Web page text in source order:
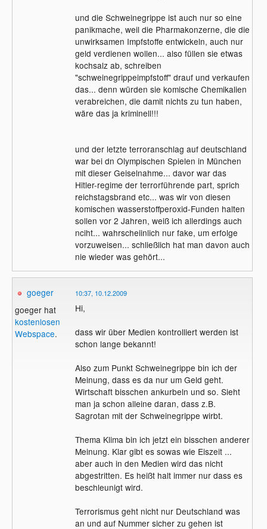
und die Schweinegrippe ist auch nur so eine
panikmache, weil die Pharmakonzerne, die die
unwirksamen Impfstoffe entwickeln, auch nur
geld verdienen wollen... also füllen sie etwas
kochsalz ab, schreiben
"schweinegrippeimpfstoff" drauf und verkaufen
das... denn würden sie komische Chemikalien
verabreichen, die damit nichts zu tun haben,
wäre das ja kriminell!!!
und der letzte terroranschlag auf deutschland
war bei dn Olympischen Spielen in München
mit dieser Geiselnahme... davor war das
Hitler-regime der terrorführende part, sprich
reichstagsbrand etc... was wir von diesen
komischen wasserstoffperoxid-Funden halten
sollen vor 2 Jahren, weiß ich allerdings auch
nciht... wahrscheiinlich nur fake, um erfolge
vorzuweisen... schließlich hat man davon auch
nie wieder was gehört...
goeger
goeger hat
kostenlosen
Webspace.
10:37, 10.12.2009
Hi,
dass wir über Medien kontrolliert werden ist
schon lange bekannt!
Also zum Punkt Schweinegrippe bin ich der
Meinung, dass es da nur um Geld geht.
Wirtschaft bisschen ankurbeln und so. Sieht
man ja schon alleine daran, dass z.B.
Sagrotan mit der Schweinegrippe wirbt.
Thema Klima bin ich jetzt ein bisschen anderer
Meinung. Klar gibt es sowas wie Eiszeit ...
aber auch in den Medien wird das nicht
abgestritten. Es heißt halt immer nur dass es
beschleunigt wird.
Terrorismus geht nicht nur Deutschland was
an und auf Nummer sicher zu gehen ist